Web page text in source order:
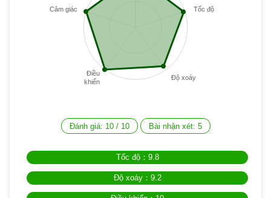
Tốc độ
Độ xoáy
Điều
khiển
Cảm giác
Đánh giá: 10/ 10 Bài nhận xét: 5
Tốc độ：9.8
Độ xoáy：9.2